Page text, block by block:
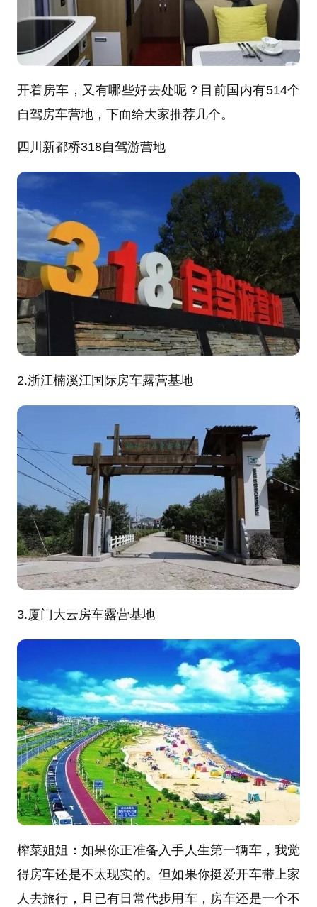
开着房车，又有哪些好去处呢？目前国内有514个
自驾房车营地，下面给大家推荐几个。
四川新都桥318自驾游营地
2.浙江楠溪江国际房车露营基地
3.厦门大云房车露营基地
榨菜姐姐：如果你正准备入手人生第一辆车，我觉
得房车还是不太现实的。但如果你挺爱开车带上家
人去旅行，且已有日常代步用车，房车还是一个不